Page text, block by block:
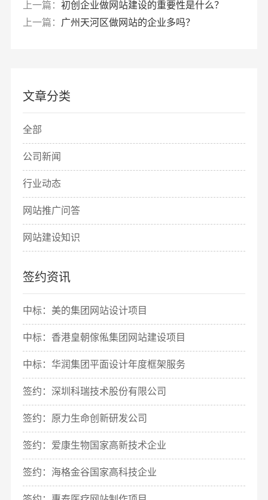
上一篇： 初创企业做网站建设的重要性是什么？
上一篇： 广州天河区做网站的企业多吗？
文章分类
全部
公司新闻
行业动态
网站推广问答
网站建设知识
签约资讯
中标：美的集团网站设计项目
中标：香港皇朝傢俬集团网站建设项目
中标：华润集团平面设计年度框架服务
签约：深圳科瑞技术股份有限公司
签约：原力生命创新研发公司
签约：爱康生物国家高新技术企业
签约：海格金谷国家高科技企业